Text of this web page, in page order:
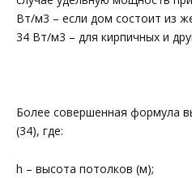
Вт/м3 – если дом состоит из
34 Вт/м3 – для кирпичных и
Более совершенная формула
(34), где:
h – высота потолков (м);